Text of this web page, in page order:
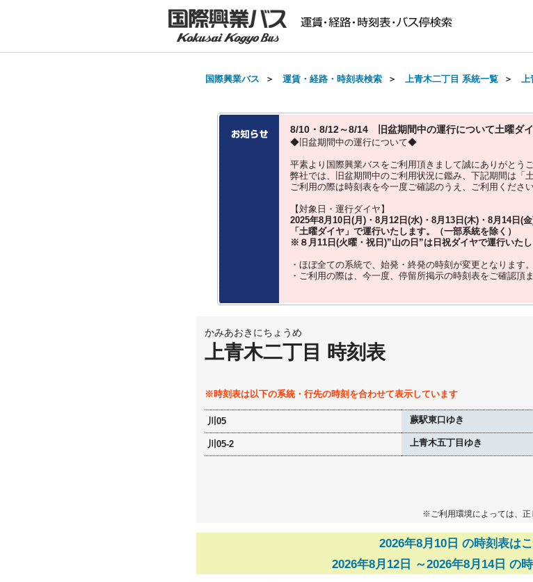
国際興業バス ＞ 運賃・経路・時刻表検索 ＞ 上青木二丁目 系統一覧 ＞ 上
8/10・8/12～8/14 旧盆期間中の運行について土曜ダ
◆旧盆期間中の運行について◆
平素より国際興業バスをご利用頂きまして誠にありがとうご
弊社では、旧盆期間中のご利用状況に鑑み、下記期間は「
ご利用の際は時刻表を今一度ご確認のうえ、ご利用くださ
【対象日・運行ダイヤ】
2025年8月10日(月)・8月12日(水)・8月13日(木)・8月14日(
「土曜ダイヤ」 で運行いたします。（一部系統を除く）
※８月11日(火曜・祝日)”山の日 ”は 日祝ダイヤで運行いたし
・ほぼ全ての系統で、始発・終発の時刻が変更となります。
・ご利用の際は、今一度、 停留所掲示の時刻表をご確認頂
かみあおきにちょうめ
上青木二丁目 時刻表
※時刻表は以下の系統・行先の時刻を合わせて表示しています
川05 蕨駅東口ゆき
川05-2 上青木五丁目ゆき
※ご利用環境によっては、正
2026年8月10日 の時刻表は
2026年8月12日 ～2026年8月14日 の